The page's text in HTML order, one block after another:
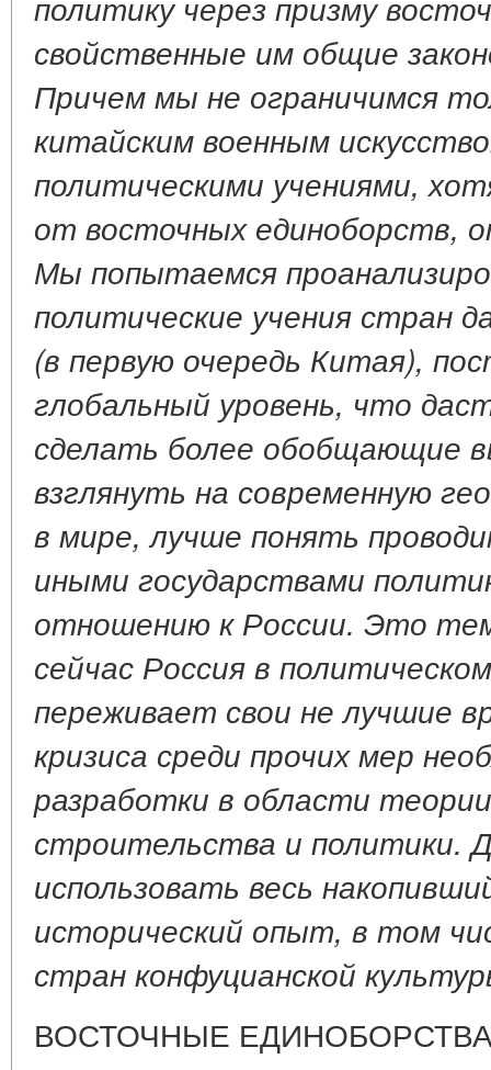
свойственные им общие
Причем мы не ограничимся
китайским военным
политическими учениями,
от восточных единоборств,
Мы попытаемся
политические учения стран
(в первую очередь Китая),
глобальный уровень, что
сделать более обобщающие
взглянуть на современную
в мире, лучше понять
иными государствами
отношению к России. Это
сейчас Россия в
переживает свои не лучшие
кризиса среди прочих мер
разработки в области
строительства и политики.
использовать весь
исторический опыт, в том
стран конфуцианской
ВОСТОЧНЫЕ